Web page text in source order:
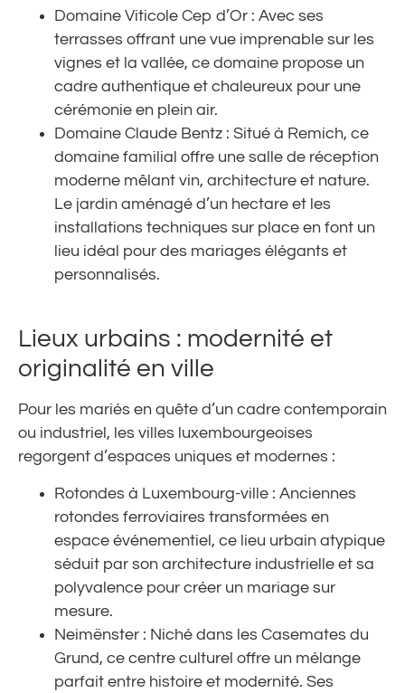
Domaine Viticole Cep d’Or : Avec ses
terrasses offrant une vue imprenable sur les
vignes et la vallée, ce domaine propose un
cadre authentique et chaleureux pour une
cérémonie en plein air.
Domaine Claude Bentz : Situé à Remich, ce
domaine familial offre une salle de réception
moderne mêlant vin, architecture et nature.
Le jardin aménagé d’un hectare et les
installations techniques sur place en font un
lieu idéal pour des mariages élégants et
personnalisés.
Lieux urbains : modernité et
originalité en ville
Pour les mariés en quête d’un cadre contemporain
ou industriel, les villes luxembourgeoises
regorgent d’espaces uniques et modernes :
Rotondes à Luxembourg-ville : Anciennes
rotondes ferroviaires transformées en
espace événementiel, ce lieu urbain atypique
séduit par son architecture industrielle et sa
polyvalence pour créer un mariage sur
mesure.
Neimënster : Niché dans les Casemates du
Grund, ce centre culturel offre un mélange
parfait entre histoire et modernité. Ses